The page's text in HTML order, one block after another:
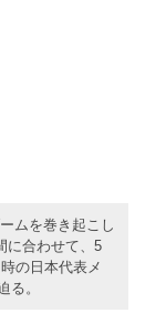
ムを巻き起こし
に合わせて、5
の日本代表メ
。